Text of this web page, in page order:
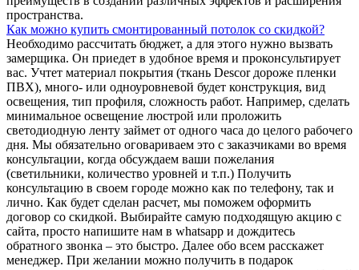
пространства.
Как можно купить смонтированный потолок со скидкой?
Необходимо рассчитать бюджет, а для этого нужно вызвать
замерщика. Он приедет в удобное время и проконсультирует
вас. Учтет материал покрытия (ткань Descor дороже пленки
ПВХ), много- или одноуровневой будет конструкция, вид
освещения, тип профиля, сложность работ. Например, сделать
минимальное освещение люстрой или проложить
светодиодную ленту займет от одного часа до целого рабочего
дня. Мы обязательно оговариваем это с заказчиками во время
консультации, когда обсуждаем ваши пожелания
(светильники, количество уровней и т.п.) Получить
консультацию в своем городе можно как по телефону, так и
лично. Как будет сделан расчет, мы поможем оформить
договор со скидкой. Выбирайте самую подходящую акцию с
сайта, просто напишите нам в whatsapp и дождитесь
обратного звонка – это быстро. Далее обо всем расскажет
менеджер. При желании можно получить в подарок